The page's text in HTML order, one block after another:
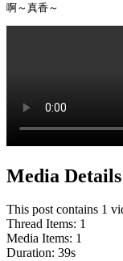
啊～真香～
Media Details
This post contains 1
Thread Items: 1
Media Items: 1
Duration: 39s